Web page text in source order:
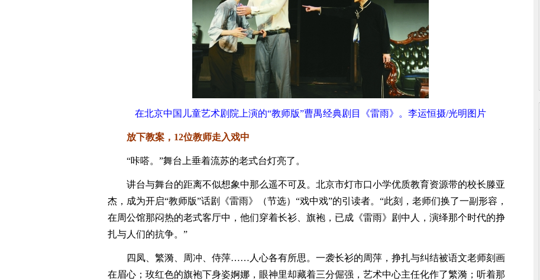
在北京中国儿童艺术剧院上演的“教师版”曹禺经典剧目《雷雨》。李运恒摄/光明图片
放下教案，12位教师走入戏中
“咔嗒。”舞台上垂着流苏的老式台灯亮了。
讲台与舞台的距离不似想象中那么遥不可及。北京市灯市口小学优质教育资源带的校长滕亚
杰，成为开启“教师版”话剧《雷雨》（节选）“戏中戏”的引读者。“此刻，老师们换了一副形容，
在周公馆那闷热的老式客厅中，他们穿着长衫、旗袍，已成《雷雨》剧中人，演绎那个时代的挣
扎与人们的抗争。”
四凤、繁漪、周冲、侍萍……人心各有所思。一袭长衫的周萍，挣扎与纠结被语文老师刻画
在眉心；玫红色的旗袍下身姿婀娜，眼神里却藏着三分倔强，艺术中心主任化作了繁漪；听着那